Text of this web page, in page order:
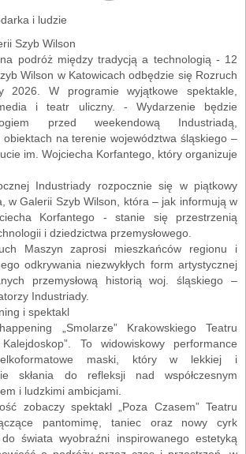
i ludzie
Szyb Wilson
podróż między tradycją a technologią - 12
Wilson w Katowicach odbędzie się Rozruch
2026. W programie wyjątkowe spektakle,
i teatr uliczny. - Wydarzenie będzie
przed weekendową Industriadą,
na terenie województwa śląskiego –
im. Wojciecha Korfantego, który organizuje
Industriady rozpocznie się w piątkowy
w Galerii Szyb Wilson, która – jak informują w
Korfantego - stanie się przestrzenią
i dziedzictwa przemysłowego.
Maszyn zaprosi mieszkańców regionu i
odkrywania niezwykłych form artystycznej
przemysłową historią woj. śląskiego –
Industriady.
i spektakl
„Smolarze” Krakowskiego Teatru
To widowiskowy performance
maski, który w lekkiej i
skłania do refleksji nad współczesnym
i ludzkimi ambicjami.
zobaczy spektakl „Poza Czasem” Teatru
pantomimę, taniec oraz nowy cyrk
świata wyobraźni inspirowanego estetyką